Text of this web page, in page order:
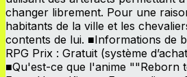
changer librement. Pour une
habitants de la ville et les
contents de lui. ■Informations de
RPG Prix ​​: Gratuit (système
■Qu'est-ce que l'anime ""Reborn